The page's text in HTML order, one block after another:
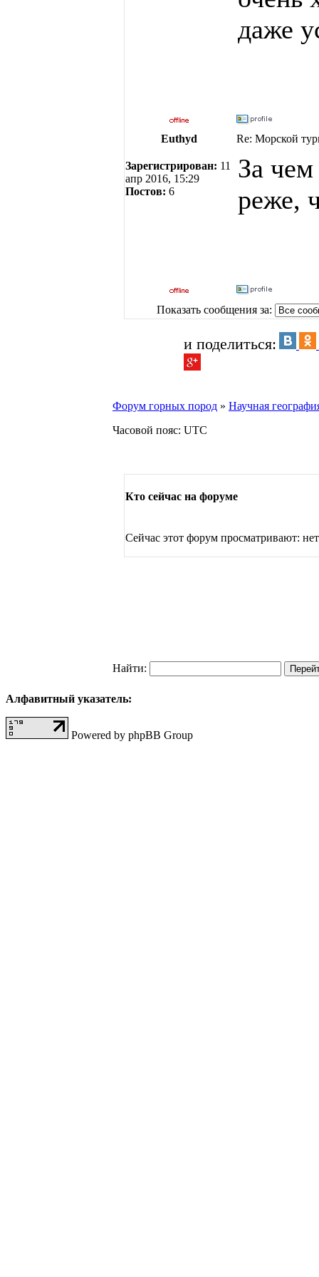
даже
Euthyd Re: Морской
Зарегистрирован: 11
апр 2016, 15:29
Постов: 6
За чем
реже,
Показать сообщения за:
и поделиться:
Форум горных пород » Научная
Часовой пояс: UTC
Кто сейчас на форуме
Сейчас этот форум просматривают:
Найти:
Алфавитный указатель:
Powered by phpBB Group